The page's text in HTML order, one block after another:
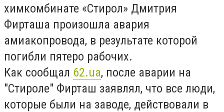
химкомбинате «Стирол» Дмитрия
Фирташа произошла авария
амиакопровода, в результате которой
погибли пятеро рабочих.
Как сообщал 62.ua, после аварии на
"Стироле" Фирташ заявлял, что все люди,
которые были на заводе, действовали в